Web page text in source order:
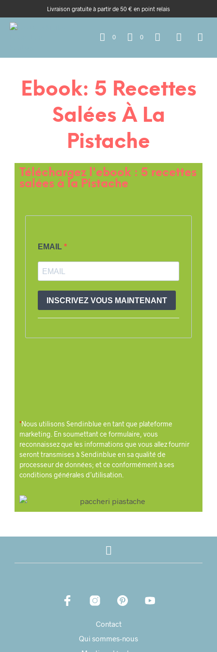
Livraison gratuite à partir de 50 € en point relais
0 0
Ebook: 5 Recettes
Salées À La
Pistache
Téléchargez l'ebook : 5 recettes
salées à la Pistache
EMAIL
INSCRIVEZ VOUS MAINTENANT
*Nous utilisons Sendinblue en tant que plateforme
marketing. En soumettant ce formulaire, vous
reconnaissez que les informations que vous allez fournir
seront transmises à Sendinblue en sa qualité de
processeur de données; et ce conformément à ses
conditions générales d’utilisation.
Contact
Qui sommes-nous